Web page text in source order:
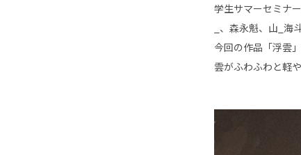
学生サマーセミナ
_、森永魁、山_海
今回の作品「浮雲
雲がふわふわと軽